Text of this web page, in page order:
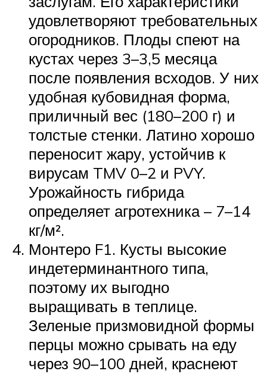
удовлетворяют требовательных
огородников. Плоды спеют на
кустах через 3–3,5 месяца
после появления всходов. У них
удобная кубовидная форма,
приличный вес (180–200 г) и
толстые стенки. Латино хорошо
переносит жару, устойчив к
вирусам TMV 0–2 и PVY.
Урожайность гибрида
определяет агротехника – 7–14
кг/м².
Монтеро F1. Кусты высокие
индетерминантного типа,
поэтому их выгодно
выращивать в теплице.
Зеленые призмовидной формы
перцы можно срывать на еду
через 90–100 дней, краснеют